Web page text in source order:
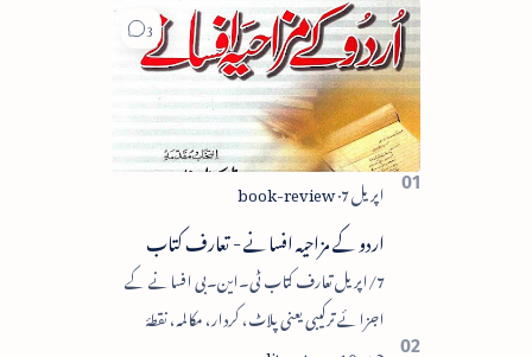
اردو کے مزاحیہ افسانے - تعارف کتاب
7/اپریل تعارف کتاب ٹی۔این۔بی افسانے کے
اجزائے ترکیبی یعنی پلاٹ، کردار، مکالمہ، نقطۂ